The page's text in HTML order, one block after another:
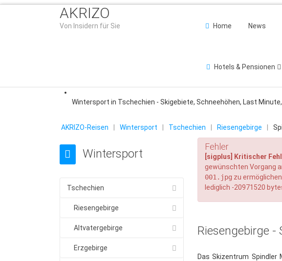
AKRIZO
Von Insidern für Sie Home News
Hotels & Pensionen
Wintersport in Tschechien - Skigebiete, Schneehöhen, Last
AKRIZO-Reisen Wintersport Tschechien Riesengebirge
Wintersport
Tschechien
Riesengebirge
Altvatergebirge
Erzgebirge
Fehler
[sigplus] Kritischer
gewünschten Vorgang
001.jpg zu
lediglich -20971520
Riesengebirge -
Das Skizentrum Spindler